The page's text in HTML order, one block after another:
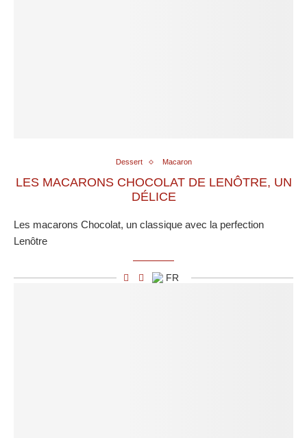
Dessert Macaron
LES MACARONS CHOCOLAT DE LENÔTRE, UN
DÉLICE
Les macarons Chocolat, un classique avec la perfection
Lenôtre
FR